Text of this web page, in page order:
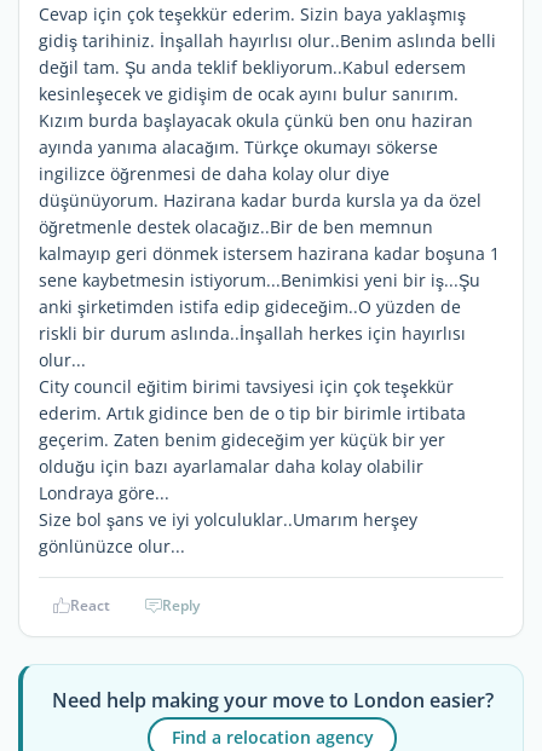
Cevap için çok teşekkür ederim. Sizin baya yaklaşmış
gidiş tarihiniz. İnşallah hayırlısı olur..Benim aslında belli
değil tam. Şu anda teklif bekliyorum..Kabul edersem
kesinleşecek ve gidişim de ocak ayını bulur sanırım.
Kızım burda başlayacak okula çünkü ben onu haziran
ayında yanıma alacağım. Türkçe okumayı sökerse
ingilizce öğrenmesi de daha kolay olur diye
düşünüyorum. Hazirana kadar burda kursla ya da özel
öğretmenle destek olacağız..Bir de ben memnun
kalmayıp geri dönmek istersem hazirana kadar boşuna 1
sene kaybetmesin istiyorum...Benimkisi yeni bir iş...Şu
anki şirketimden istifa edip gideceğim..O yüzden de
riskli bir durum aslında..İnşallah herkes için hayırlısı
olur...
City council eğitim birimi tavsiyesi için çok teşekkür
ederim. Artık gidince ben de o tip bir birimle irtibata
geçerim. Zaten benim gideceğim yer küçük bir yer
olduğu için bazı ayarlamalar daha kolay olabilir
Londraya göre...
Size bol şans ve iyi yolculuklar..Umarım herşey
gönlünüzce olur...
React Reply
Need help making your move to London easier?
Find a relocation agency